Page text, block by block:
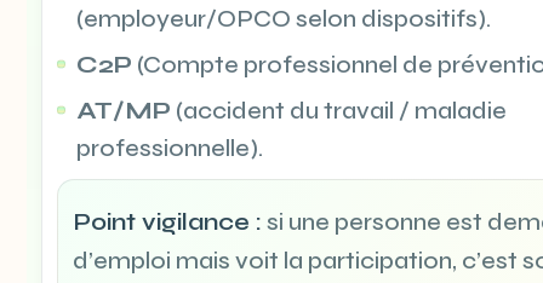
(employeur/OPCO selon dispositifs).
C2P (Compte professionnel de
AT/MP (accident du travail / maladie
professionnelle).
Point vigilance : si une personne est
d’emploi mais voit la participation, c’est